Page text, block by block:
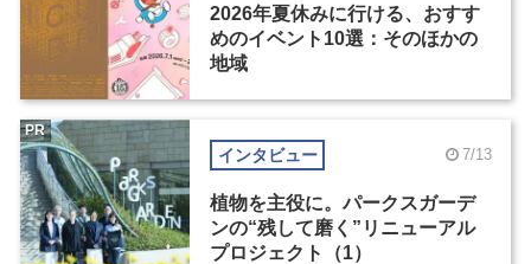
2026年夏休みに行ける、おすす
めのイベント10選：そのほかの
地域
インタビュー 7/13
植物を主役に。パークスガーデ
ンの“残して磨く”リニューアル
プロジェクト（1）
PR